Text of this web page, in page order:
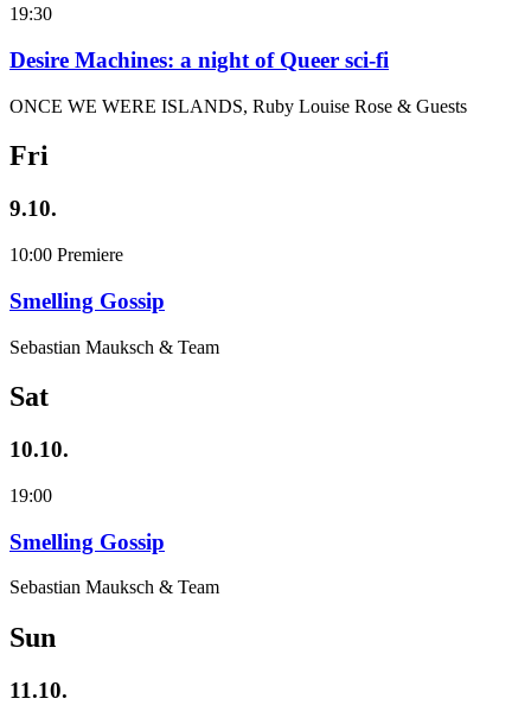
19:30
Desire Machines: a night of Queer sci-fi
ONCE WE WERE ISLANDS, Ruby Louise Rose & Guests
Fri
9.10.
10:00 Premiere
Smelling Gossip
Sebastian Mauksch & Team
Sat
10.10.
19:00
Smelling Gossip
Sebastian Mauksch & Team
Sun
11.10.